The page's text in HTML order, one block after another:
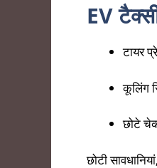
EV
टायर
कूलिंग
छोटे
छोटी